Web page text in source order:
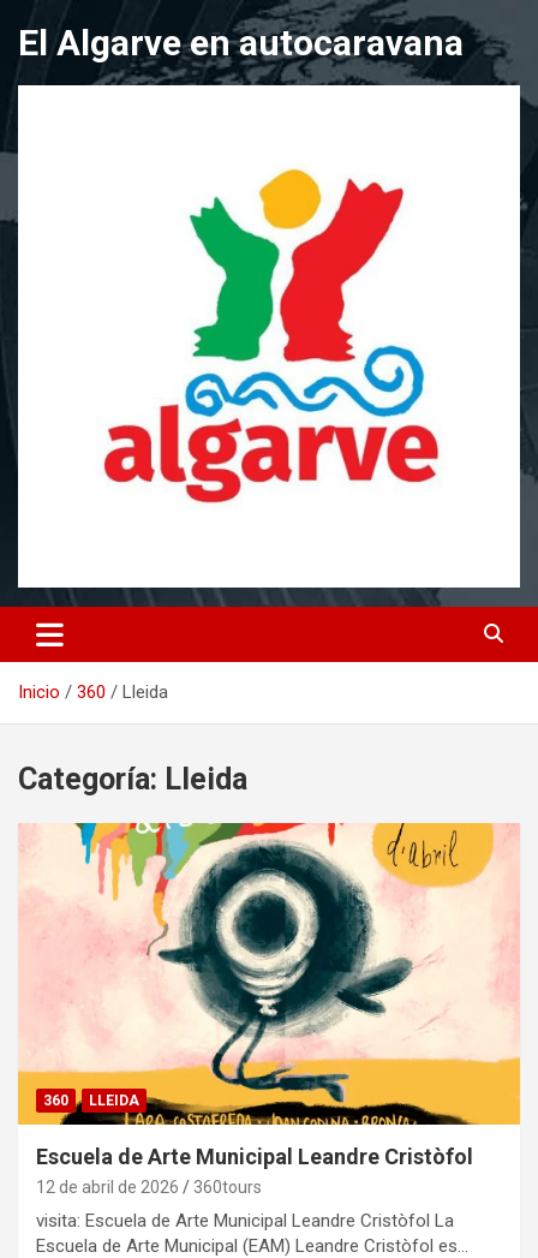
contenido
El Algarve en autocaravana
Inicio 360 Lleida
Categoría: Lleida
360 LLEIDA
Escuela de Arte Municipal Leandre Cristòfol
12 de abril de 2026 360tours
visita: Escuela de Arte Municipal Leandre Cristòfol La
Escuela de Arte Municipal (EAM) Leandre Cristòfol es…